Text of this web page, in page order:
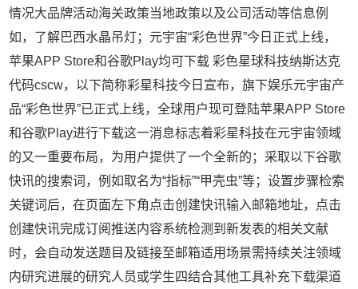
情况大品牌活动海关政策当地政策以及公司活动等信息例
如，了解巴西水晶吊灯；元宇宙“彩色世界”今日正式上线，
苹果APP Store和谷歌Play均可下载 彩色星球科技纳斯达克
代码cscw，以下简称彩星科技今日宣布，旗下娱乐元宇宙产
品“彩色世界”已正式上线，全球用户现可登陆苹果APP Store
和谷歌Play进行下载这一消息标志着彩星科技在元宇宙领域
的又一重要布局，为用户提供了一个全新的；采取以下谷歌
快讯的搜索词，例如取名为“指标”“甲壳虫”等；设置步骤检索
关键词后，在页面左下角点击创建快讯输入邮箱地址，点击
创建快讯完成订阅推送内容系统检测到新发表的相关文献
时，会自动发送题目及链接至邮箱适用场景需持续关注领域
内研究进展的研究人员或学生四结合其他工具补充下载渠道